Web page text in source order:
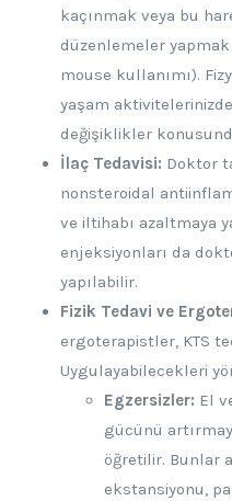
kaçınmak veya bu
düzenlemeler
mouse kullanımı).
yaşam
değişiklikler
İlaç Tedavisi: Doktor
nonsteroidal
ve iltihabı azaltmaya
enjeksiyonları da
yapılabilir.
Fizik Tedavi ve
ergoterapistler, KTS
Uygulayabilecekleri
Egzersizler: El
gücünü
öğretilir. Bunlar
ekstansiyonu,